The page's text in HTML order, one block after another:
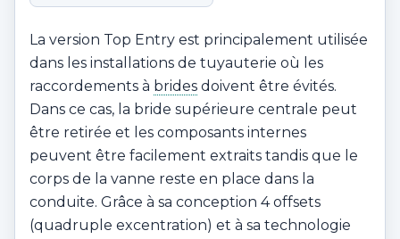
La version Top Entry est principalement utilisée
dans les installations de tuyauterie où les
raccordements à brides doivent être évités.
Dans ce cas, la bride supérieure centrale peut
être retirée et les composants internes
peuvent être facilement extraits tandis que le
corps de la vanne reste en place dans la
conduite. Grâce à sa conception 4 offsets
(quadruple excentration) et à sa technologie